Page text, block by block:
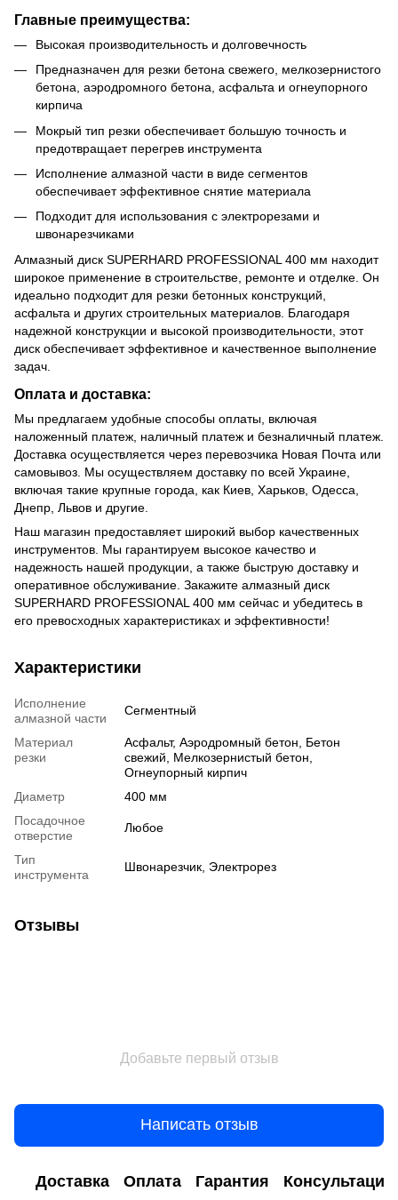
Главные преимущества:
Высокая производительность и долговечность
Предназначен для резки бетона свежего, мелкозернистого
бетона, аэродромного бетона, асфальта и огнеупорного
кирпича
Мокрый тип резки обеспечивает большую точность и
предотвращает перегрев инструмента
Исполнение алмазной части в виде сегментов
обеспечивает эффективное снятие материала
Подходит для использования с электрорезами и
швонарезчиками
Алмазный диск SUPERHARD PROFESSIONAL 400 мм находит
широкое применение в строительстве, ремонте и отделке. Он
идеально подходит для резки бетонных конструкций,
асфальта и других строительных материалов. Благодаря
надежной конструкции и высокой производительности, этот
диск обеспечивает эффективное и качественное выполнение
задач.
Оплата и доставка:
Мы предлагаем удобные способы оплаты, включая
наложенный платеж, наличный платеж и безналичный платеж.
Доставка осуществляется через перевозчика Новая Почта или
самовывоз. Мы осуществляем доставку по всей Украине,
включая такие крупные города, как Киев, Харьков, Одесса,
Днепр, Львов и другие.
Наш магазин предоставляет широкий выбор качественных
инструментов. Мы гарантируем высокое качество и
надежность нашей продукции, а также быструю доставку и
оперативное обслуживание. Закажите алмазный диск
SUPERHARD PROFESSIONAL 400 мм сейчас и убедитесь в
его превосходных характеристиках и эффективности!
Характеристики
Исполнение
алмазной части
Сегментный
Материал
резки
Асфальт, Аэродромный бетон, Бетон
свежий, Мелкозернистый бетон,
Огнеупорный кирпич
Диаметр
400 мм
Посадочное
отверстие
Любое
Тип
инструмента
Швонарезчик, Электрорез
Отзывы
Добавьте первый отзыв
Написать отзыв
Доставка Оплата Гарантия Консультация